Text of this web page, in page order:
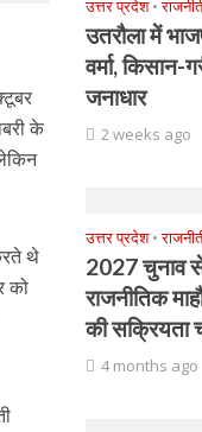
के
थे
को
उत्तर प्रदेश •
उतरौला में
वर्मा,
जनाधार
2 weeks ago
उत्तर प्रदेश •
2027 चुनाव
राजनीतिक
की सक्रियता
4 months ago